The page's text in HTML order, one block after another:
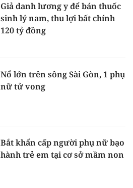
Giả danh lương y để bán thuốc
sinh lý nam, thu lợi bất chính
120 tỷ đồng
Nổ lớn trên sông Sài Gòn, 1 phụ
nữ tử vong
Bắt khẩn cấp người phụ nữ bạo
hành trẻ em tại cơ sở mầm non